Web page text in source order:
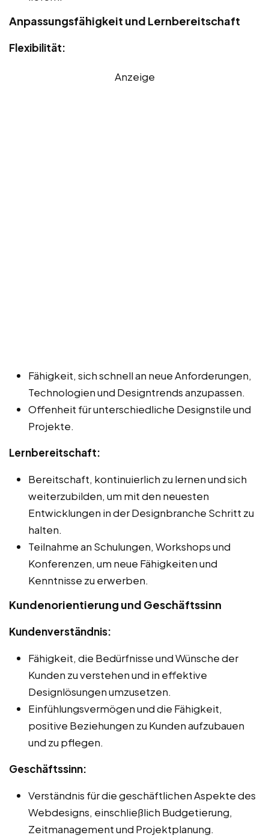
Anpassungsfähigkeit und Lernbereitschaft
Flexibilität:
Anzeige
Fähigkeit, sich schnell an neue Anforderungen,
Technologien und Designtrends anzupassen.
Offenheit für unterschiedliche Designstile und
Projekte.
Lernbereitschaft:
Bereitschaft, kontinuierlich zu lernen und sich
weiterzubilden, um mit den neuesten
Entwicklungen in der Designbranche Schritt zu
halten.
Teilnahme an Schulungen, Workshops und
Konferenzen, um neue Fähigkeiten und
Kenntnisse zu erwerben.
Kundenorientierung und Geschäftssinn
Kundenverständnis:
Fähigkeit, die Bedürfnisse und Wünsche der
Kunden zu verstehen und in effektive
Designlösungen umzusetzen.
Einfühlungsvermögen und die Fähigkeit,
positive Beziehungen zu Kunden aufzubauen
und zu pflegen.
Geschäftssinn:
Verständnis für die geschäftlichen Aspekte des
Webdesigns, einschließlich Budgetierung,
Zeitmanagement und Projektplanung.